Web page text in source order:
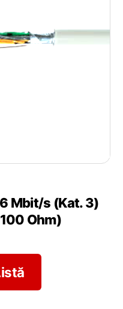
Mbit/s (Kat. 3)
Ohm)